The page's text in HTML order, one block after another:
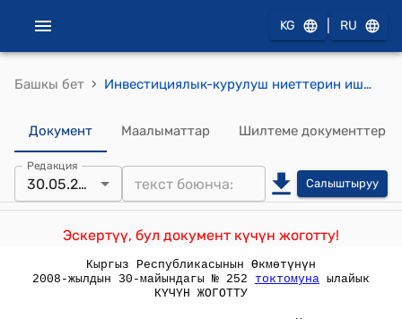
KG RU
Башкы бет › Инвестициялык-курулуш ниеттерин ишке ашыруунуе тартиби жөнүндө ЖОБО (Кыргыз Республикасынын Өкмөтүнүн 2004-жылдын 5-февралындагы № 57 токтому менен бекитилген)
Документ Маалыматтар Шилтеме документтер
Редакция
30.05.2008 Салыштыруу
Эскертүү, бул документ күчүн жоготту!